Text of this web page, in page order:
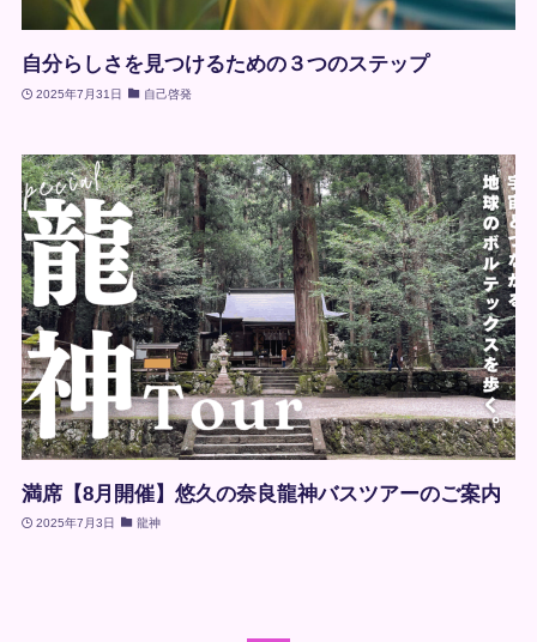
自分らしさを見つけるための３つのステップ
2025年7月31日 自己啓発
満席【8月開催】悠久の奈良龍神バスツアーのご案内
2025年7月3日 龍神